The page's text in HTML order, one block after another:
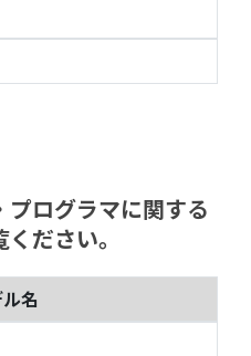
ログラマに関する
ださい。
名